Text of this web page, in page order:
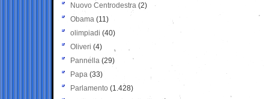
Nuovo Centrodestra (2)
Obama (11)
olimpiadi (40)
Oliveri (4)
Pannella (29)
Papa (33)
Parlamento (1.428)